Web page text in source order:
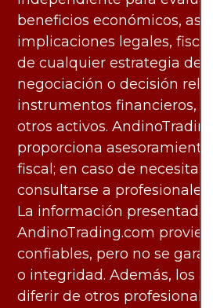
beneficios económicos, así
implicaciones legales,
de cualquier estrategia de
negociación o decisión
instrumentos financieros,
otros activos.
proporciona asesoramiento
fiscal; en caso de
consultarse a profesionales
La información presentada
AndinoTrading.com
confiables, pero no se
o integridad. Además, los
diferir de otros